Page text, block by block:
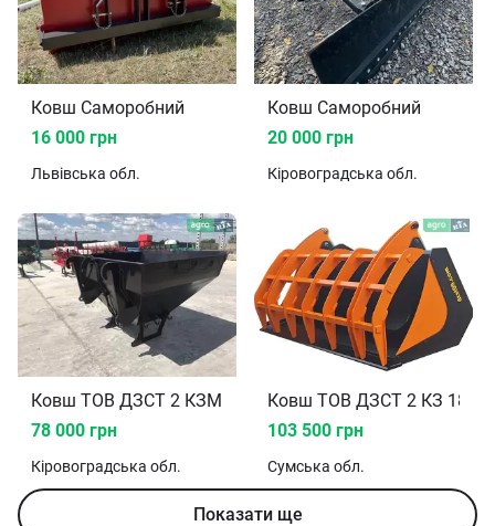
Ковш Саморобний
16 000 грн
Львівська обл.
Ковш Саморобний
20 000 грн
Кіровоградська обл.
Ковш ТОВ ДЗСТ 2 КЗМ біг-бег 1.3 2024
78 000 грн
Кіровоградська обл.
Ковш ТОВ ДЗСТ 2 КЗ 1806
103 500 грн
Сумська обл.
Показати ще